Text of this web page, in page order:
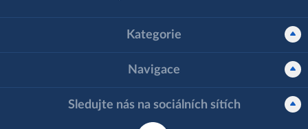
Kategorie
Navigace
Sledujte nás na sociálních sítích